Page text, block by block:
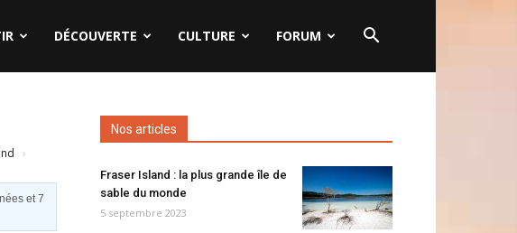
DÉCOUVERTE CULTURE FORUM
›
et 7
Nos articles
Fraser Island : la plus grande île de
sable du monde
5 septembre 2023